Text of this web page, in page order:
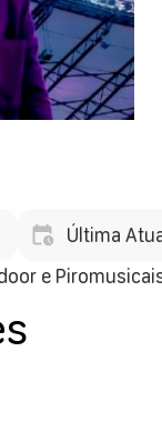
Última
e